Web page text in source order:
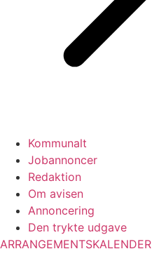
Kommunalt
Jobannoncer
Redaktion
Om avisen
Annoncering
Den trykte udgave
ARRANGEMENTSKALENDER